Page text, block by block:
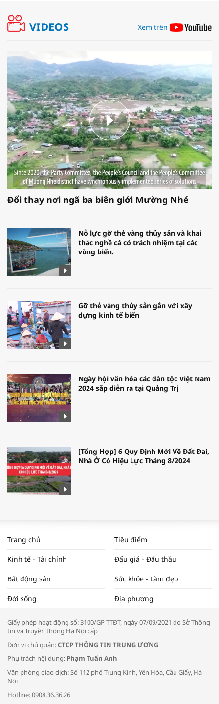
VIDEOS Xem trên
Đổi thay nơi ngã ba biên giới Mường Nhé
Nỗ lực gỡ thẻ vàng thủy sản và khai
thác nghề cá có trách nhiệm tại các
vùng biển.
Gỡ thẻ vàng thủy sản gắn với xây
dựng kinh tế biển
Ngày hội văn hóa các dân tộc Việt Nam
2024 sắp diễn ra tại Quảng Trị
[Tổng Hợp] 6 Quy Định Mới Về Đất Đai,
Nhà Ở Có Hiệu Lực Tháng 8/2024
NAM NĂM 2024 VÀ NĂM 2025 | NHỊP
ĐẬP THỊ TRƯỜNG #62
Tọa đàm “Xúc tiến thương mại: Khơi
Bác sĩ tư vấn cách phòng tránh bệnh
đường hô hấp trong thời tiết giao mùa
Trang chủ Tiêu điểm
Kinh tế - Tài chính Đấu giá - Đấu thầu
Bất động sản Sức khỏe - Làm đẹp
Đời sống Địa phương
Giấy phép hoạt động số: 3100/GP-TTĐT, ngày 07/09/2021 do Sở Thông
tin và Truyền thông Hà Nội cấp
Đơn vị chủ quản:CTCP THÔNG TIN TRUNG ƯƠNG
Phụ trách nội dung: Phạm Tuấn Anh
Văn phòng giao dịch: Số 112 phố Trung Kính, Yên Hòa, Cầu Giấy, Hà
Nội
Hotline: 0908.36.36.26